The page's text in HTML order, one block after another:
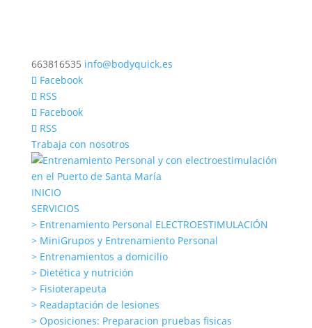
663816535 info@bodyquick.es
Facebook
RSS
Facebook
RSS
Trabaja con nosotros
INICIO
SERVICIOS
> Entrenamiento Personal ELECTROESTIMULACIÓN
> MiniGrupos y Entrenamiento Personal
> Entrenamientos a domicilio
> Dietética y nutrición
> Fisioterapeuta
> Readaptación de lesiones
> Oposiciones: Preparacion pruebas fisicas